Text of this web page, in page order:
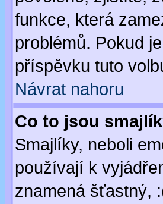
funkce, která
problémů. Pokud
příspěvku tuto
Návrat nahoru
Co to jsou
Smajlíky, neboli
používají k
znamená šťastný,